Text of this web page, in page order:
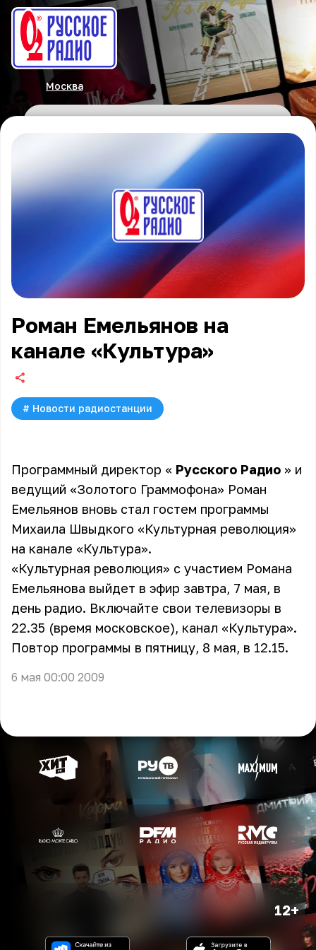
Москва
Роман Емельянов на
канале «Культура»
# Новости радиостанции
Программный директор « Русского Радио » и
ведущий «Золотого Граммофона» Роман
Емельянов вновь стал гостем программы
Михаила Швыдкого «Культурная революция»
на канале «Культура».
«Культурная революция» с участием Романа
Емельянова выйдет в эфир завтра, 7 мая, в
день радио. Включайте свои телевизоры в
22.35 (время московское), канал «Культура».
Повтор программы в пятницу, 8 мая, в 12.15.
6 мая 00:00 2009
12+